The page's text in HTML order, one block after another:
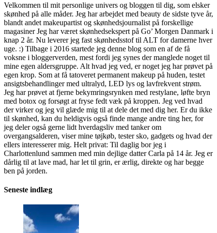
Velkommen til mit personlige univers og bloggen til dig, som elsker
skønhed på alle måder. Jeg har arbejdet med beauty de sidste tyve år,
blandt andet makeupartist og skønhedsjournalist på forskellige
magasiner Jeg har været skønhedsekspert på Go’ Morgen Danmark i
knap 2 år. Nu leverer jeg fast skønhedsstof til ALT for damerne hver
uge. :) Tilbage i 2016 startede jeg denne blog som en af de få
voksne i bloggerverden, mest fordi jeg synes der manglede noget til
mine egen aldersgruppe. Alt hvad jeg ved, er noget jeg har prøvet på
egen krop. Som at få tatoveret permanent makeup på huden, testet
ansigtsbehandlinger med ultralyd, LED lys og lavfrekvent strøm.
Jeg har prøvet at fjerne bekymringsrynken med restylane, løfte bryn
med botox og forsøgt at fryse fedt væk på kroppen. Jeg ved hvad
der virker og jeg vil glæde mig til at dele det med dig her. Er du ikke
til skønhed, kan du heldigvis også finde mange andre ting her, for
jeg deler også gerne lidt hverdagsliv med tanker om
overgangsalderen, viser mine tøjkøb, tester sko, gadgets og hvad der
ellers interesserer mig. Helt privat: Til daglig bor jeg i
Charlottenlund sammen med min dejlige datter Carla på 14 år. Jeg er
dårlig til at lave mad, har let til grin, er ærlig, direkte og har begge
ben på jorden.
Seneste indlæg